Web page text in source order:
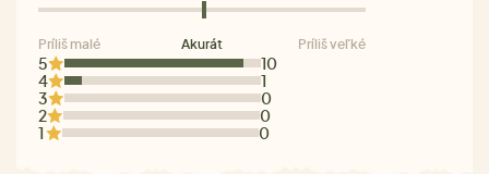
5
10
4
1
3
0
2
0
1
0
Príliš malé Akurát Príliš veľké